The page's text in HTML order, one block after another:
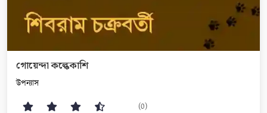
গোয়েন্দা কল্কেকাশি
উপন্যাস
(0)